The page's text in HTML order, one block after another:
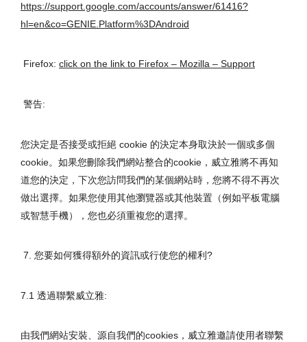
https://support.google.com/accounts/answer/61416?
hl=en&co=GENIE.Platform%3DAndroid
Firefox: click on the link to Firefox – Mozilla – Support
警告:
您決定是否接受或拒絕 cookie 的決定本身取決於一個或多個
cookie。如果您刪除我們網站整合的cookie，威立雅將不再知
道您的決定，下次您訪問我們的某個網站時，您將不得不再次
做出選擇。如果您使用其他瀏覽器或其他裝置（例如平板電腦
或智慧手機），您也必須重複您的選擇。
7. 您要如何獲得額外的資訊或行使您的權利?
7.1 透過聯繫威立雅:
由我們網站安裝、源自我們的cookies，威立雅邀請使用者聯繫